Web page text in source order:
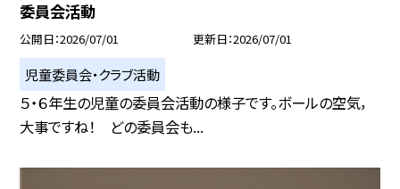
委員会活動
公開日 2026/07/01 更新日 2026/07/01
児童委員会・クラブ活動
５・６年生の児童の委員会活動の様子です。ボールの空気，
大事ですね！ どの委員会も...